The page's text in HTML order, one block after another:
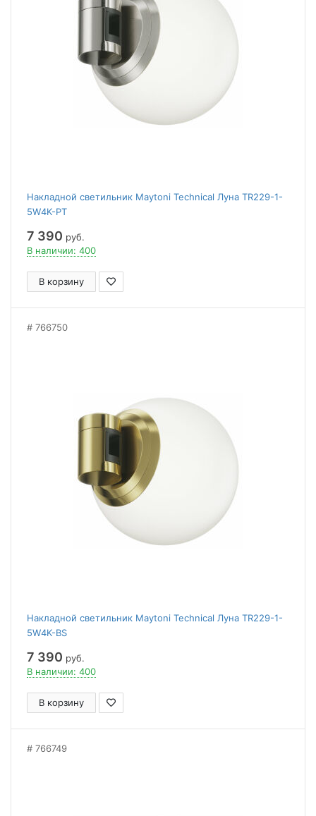
Накладной светильник Maytoni Technical Луна TR229-1-
5W4K-PT
7 390 руб.
В наличии: 400
В корзину
766750
Накладной светильник Maytoni Technical Луна TR229-1-
5W4K-BS
7 390 руб.
В наличии: 400
В корзину
766749